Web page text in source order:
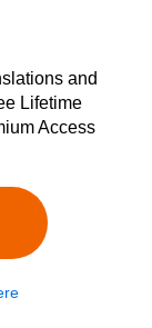
and
Lifetime
Access